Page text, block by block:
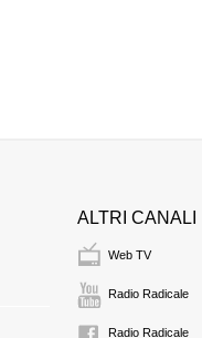
ALTRI CANALI
Web TV
Radio Radicale
Radio Radicale